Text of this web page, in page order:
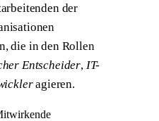
der
die in den Rollen
Entscheider, IT-
agieren.